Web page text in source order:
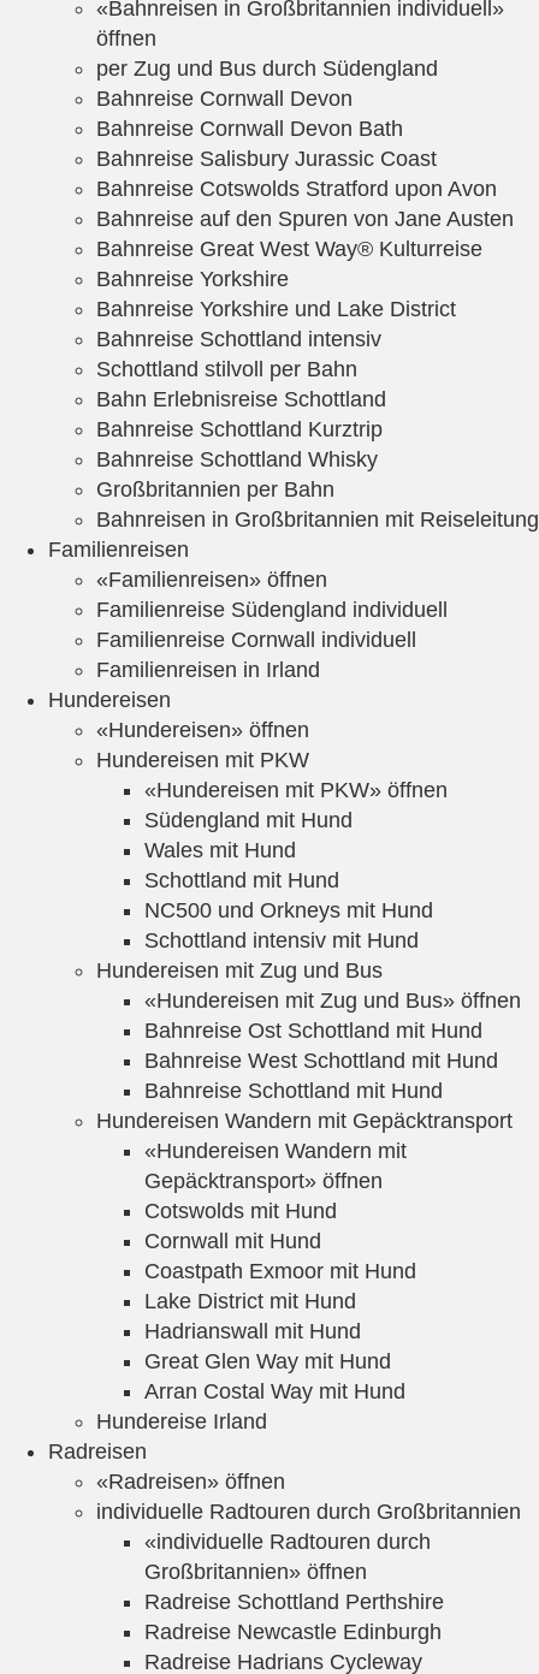
«Bahnreisen in Großbritannien individuell»
öffnen
per Zug und Bus durch Südengland
Bahnreise Cornwall Devon
Bahnreise Cornwall Devon Bath
Bahnreise Salisbury Jurassic Coast
Bahnreise Cotswolds Stratford upon Avon
Bahnreise auf den Spuren von Jane Austen
Bahnreise Great West Way® Kulturreise
Bahnreise Yorkshire
Bahnreise Yorkshire und Lake District
Bahnreise Schottland intensiv
Schottland stilvoll per Bahn
Bahn Erlebnisreise Schottland
Bahnreise Schottland Kurztrip
Bahnreise Schottland Whisky
Großbritannien per Bahn
Bahnreisen in Großbritannien mit Reiseleitung
Familienreisen
«Familienreisen» öffnen
Familienreise Südengland individuell
Familienreise Cornwall individuell
Familienreisen in Irland
Hundereisen
«Hundereisen» öffnen
Hundereisen mit PKW
«Hundereisen mit PKW» öffnen
Südengland mit Hund
Wales mit Hund
Schottland mit Hund
NC500 und Orkneys mit Hund
Schottland intensiv mit Hund
Hundereisen mit Zug und Bus
«Hundereisen mit Zug und Bus» öffnen
Bahnreise Ost Schottland mit Hund
Bahnreise West Schottland mit Hund
Bahnreise Schottland mit Hund
Hundereisen Wandern mit Gepäcktransport
«Hundereisen Wandern mit
Gepäcktransport» öffnen
Cotswolds mit Hund
Cornwall mit Hund
Coastpath Exmoor mit Hund
Lake District mit Hund
Hadrianswall mit Hund
Great Glen Way mit Hund
Arran Costal Way mit Hund
Hundereise Irland
Radreisen
«Radreisen» öffnen
individuelle Radtouren durch Großbritannien
«individuelle Radtouren durch
Großbritannien» öffnen
Radreise Schottland Perthshire
Radreise Newcastle Edinburgh
Radreise Hadrians Cycleway